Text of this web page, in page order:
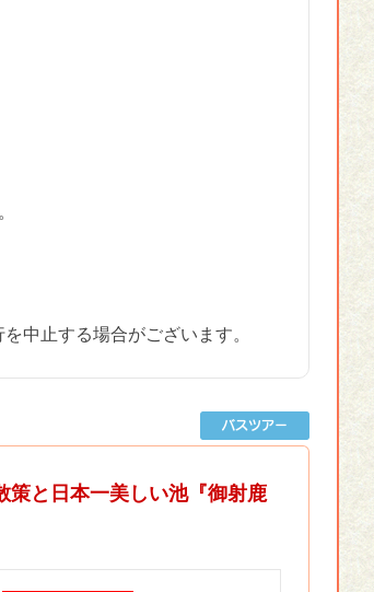
中止する場合がございます。
策と日本一美しい池『御射鹿